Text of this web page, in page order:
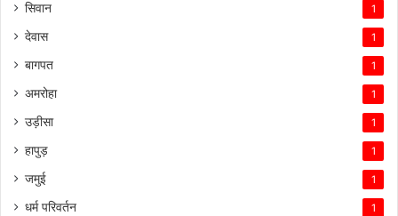
सिवान 1
देवास 1
बागपत 1
अमरोहा 1
उड़ीसा 1
हापुड़ 1
जमुई 1
धर्म परिवर्तन 1